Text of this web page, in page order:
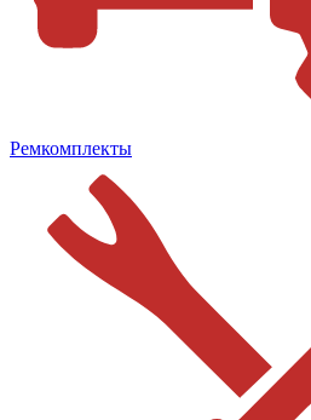
Ремкомплекты